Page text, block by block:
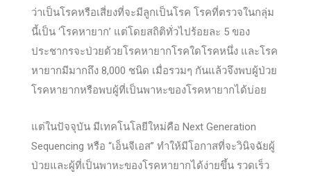
ว่าเป็นโรคหรือเสี่ยงที่จะมีลูกเป็นโรค โรคที่ตรวจในกลุ่ม
นี้เป็น ‘โรคหายาก’ แต่โดยสถิติทั่วไปร้อยละ 5 ของ
ประชากรจะป่วยด้วยโรคหายากโรคใดโรคหนึ่ง และโรค
หายากมีมากถึง 8,000 ชนิด เมื่อรวมๆ กันแล้วจึงพบผู้ป่วย
โรคหายากหรือพบผู้ที่เป็นพาหะของโรคหายากได้บ่อย
แต่ในปัจจุบัน มีเทคโนโลยีใหม่คือ Next Generation
Sequencing หรือ “เอ็นจีเอส” ทำให้มีโอกาสที่จะวินิจฉัยผู้
ป่วยและผู้ที่เป็นพาหะของโรคหายากได้ง่ายขึ้น รวดเร็ว